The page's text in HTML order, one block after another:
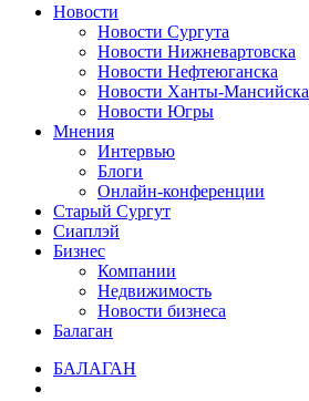
Новости
Новости Сургута
Новости Нижневартовска
Новости Нефтеюганска
Новости Ханты-Мансийска
Новости Югры
Мнения
Интервью
Блоги
Онлайн-конференции
Старый Сургут
Сиаплэй
Бизнес
Компании
Недвижимость
Новости бизнеса
Балаган
БАЛАГАН